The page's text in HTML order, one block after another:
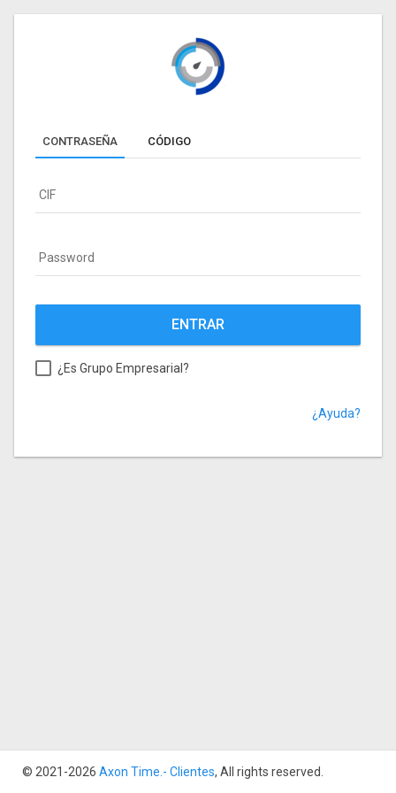
CONTRASEÑA CÓDIGO
CIF
Password
¿Es Grupo Empresarial?
¿Ayuda?
© 2021-2026 Axon Time.- Clientes, All rights reserved.